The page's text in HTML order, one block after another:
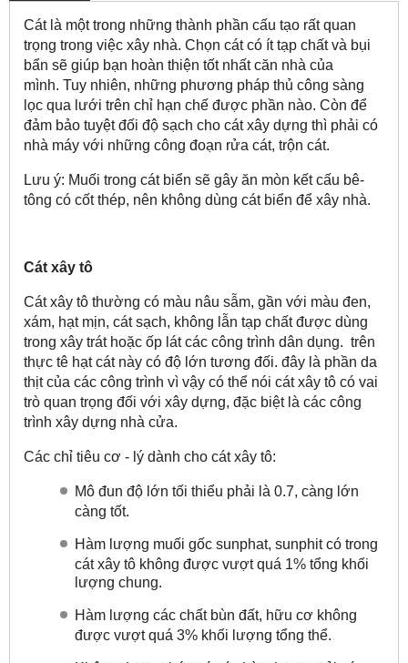
Cát là một trong những thành phần cấu tạo rất quan
trọng trong việc xây nhà. Chọn cát có ít tạp chất và bụi
bẩn sẽ giúp bạn hoàn thiện tốt nhất căn nhà của
mình. Tuy nhiên, những phương pháp thủ công sàng
lọc qua lưới trên chỉ hạn chế được phần nào. Còn để
đảm bảo tuyệt đối độ sạch cho cát xây dựng thì phải có
nhà máy với những công đoạn rửa cát, trộn cát.
Lưu ý: Muối trong cát biển sẽ gây ăn mòn kết cấu bê-
tông có cốt thép, nên không dùng cát biển để xây nhà.
Cát xây tô
Cát xây tô thường có màu nâu sẫm, gần với màu đen,
xám, hạt mịn, cát sạch, không lẫn tạp chất được dùng
trong xây trát hoặc ốp lát các công trình dân dụng. trên
thực tê hạt cát này có độ lớn tương đối. đây là phần da
thịt của các công trình vì vậy có thể nói cát xây tô có vai
trò quan trọng đối với xây dựng, đặc biệt là các công
trình xây dựng nhà cửa.
Các chỉ tiêu cơ - lý dành cho cát xây tô:
Mô đun độ lớn tối thiểu phải là 0.7, càng lớn
càng tốt.
Hàm lượng muối gốc sunphat, sunphit có trong
cát xây tô không được vượt quá 1% tổng khối
lượng chung.
Hàm lượng các chất bùn đất, hữu cơ không
được vượt quá 3% khối lượng tổng thể.